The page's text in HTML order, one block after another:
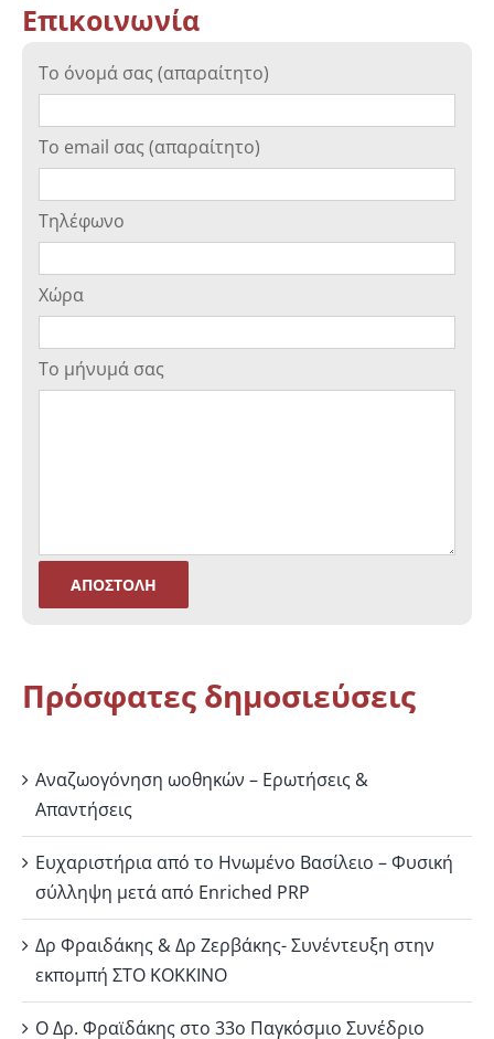
Επικοινωνία
Το όνομά σας (απαραίτητο)
Το email σας (απαραίτητο)
Τηλέφωνο
Χώρα
Το μήνυμά σας
Πρόσφατες δημοσιεύσεις
Αναζωογόνηση ωοθηκών – Ερωτήσεις &
Απαντήσεις
Ευχαριστήρια από το Ηνωμένο Βασίλειο – Φυσική
σύλληψη μετά από Enriched PRP
Δρ Φραιδάκης & Δρ Ζερβάκης- Συνέντευξη στην
εκπομπή ΣΤΟ ΚΟΚΚΙΝΟ
Ο Δρ. Φραϊδάκης στο 33ο Παγκόσμιο Συνέδριο